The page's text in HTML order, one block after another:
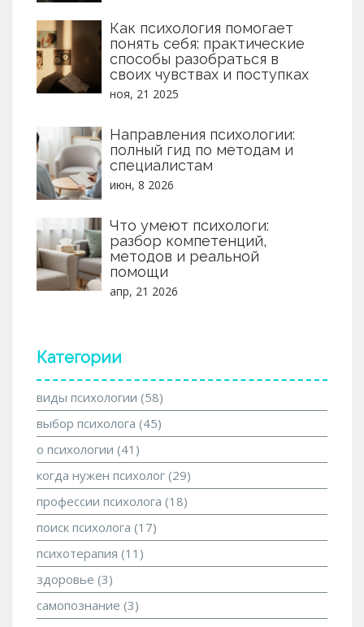
Как психология помогает
понять себя: практические
способы разобраться в
своих чувствах и поступках
ноя, 21 2025
Направления психологии:
полный гид по методам и
специалистам
июн, 8 2026
Что умеют психологи:
разбор компетенций,
методов и реальной
помощи
апр, 21 2026
Категории
виды психологии (58)
выбор психолога (45)
о психологии (41)
когда нужен психолог (29)
профессии психолога (18)
поиск психолога (17)
психотерапия (11)
здоровье (3)
самопознание (3)